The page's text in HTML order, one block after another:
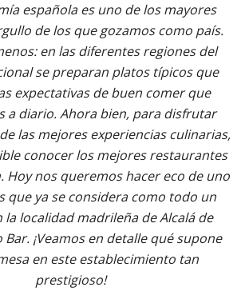
española es uno de los mayores
de los que gozamos como país.
en las diferentes regiones del
se preparan platos típicos que
expectativas de buen comer que
a diario. Ahora bien, para disfrutar
las mejores experiencias culinarias,
conocer los mejores restaurantes
Hoy nos queremos hacer eco de uno
que ya se considera como todo un
la localidad madrileña de Alcalá de
Bar. ¡Veamos en detalle qué supone
en este establecimiento tan
prestigioso!